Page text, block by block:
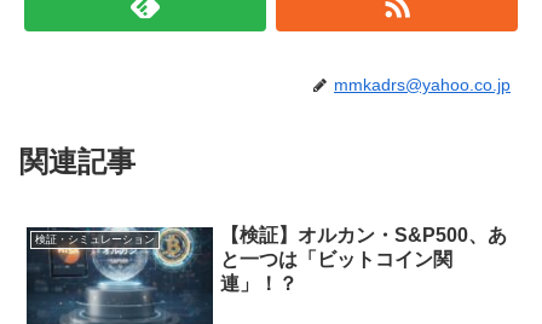
mmkadrs@yahoo.co.jp
関連記事
検証・シミュレーション
【検証】オルカン・S&P500、あ
と一つは「ビットコイン関
連」！？